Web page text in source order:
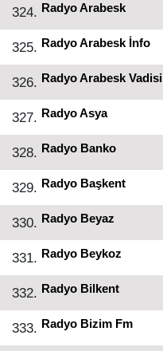
324. Radyo Arabesk
325. Radyo Arabesk İnfo
326. Radyo Arabesk Vadisi
327. Radyo Asya
328. Radyo Banko
329. Radyo Başkent
330. Radyo Beyaz
331. Radyo Beykoz
332. Radyo Bilkent
333. Radyo Bizim Fm